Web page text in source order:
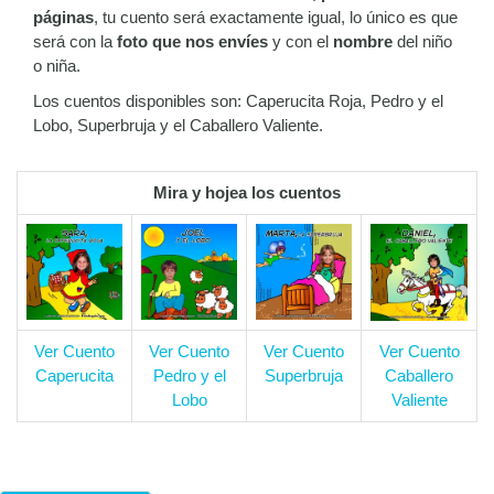
páginas, tu cuento será exactamente igual, lo único es que
será con lafoto que nos envíes y con el nombre del niño
o niña.
Los cuentos disponibles son: Caperucita Roja, Pedro y el
Lobo, Superbruja y el Caballero Valiente.
Mira y hojea los cuentos
Ver Cuento
Caperucita
Ver Cuento
Pedro y el
Lobo
Ver Cuento
Superbruja
Ver Cuento
Caballero
Valiente